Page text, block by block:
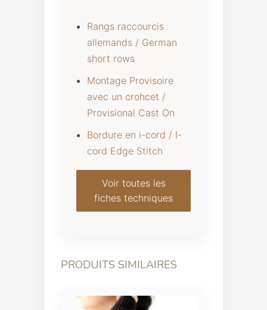
Rangs raccourcis
allemands / German
short rows
Montage Provisoire
avec un crohcet /
Provisional Cast On
Bordure en i-cord / I-
cord Edge Stitch
Voir toutes les
fiches techniques
PRODUITS SIMILAIRES